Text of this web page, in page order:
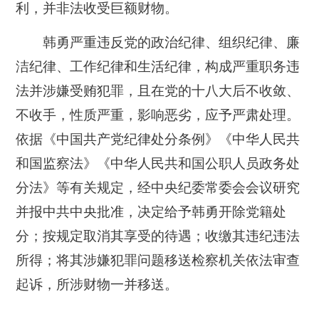
利，并非法收受巨额财物。
韩勇严重违反党的政治纪律、组织纪律、廉
洁纪律、工作纪律和生活纪律，构成严重职务违
法并涉嫌受贿犯罪，且在党的十八大后不收敛、
不收手，性质严重，影响恶劣，应予严肃处理。
依据《中国共产党纪律处分条例》《中华人民共
和国监察法》《中华人民共和国公职人员政务处
分法》等有关规定，经中央纪委常委会会议研究
并报中共中央批准，决定给予韩勇开除党籍处
分；按规定取消其享受的待遇；收缴其违纪违法
所得；将其涉嫌犯罪问题移送检察机关依法审查
起诉，所涉财物一并移送。